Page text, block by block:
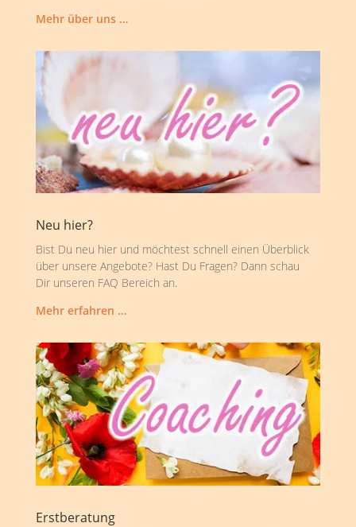
Mehr über uns …
Neu hier?
Bist Du neu hier und möchtest schnell einen Überblick
über unsere Angebote? Hast Du Fragen? Dann schau
Dir unseren FAQ Bereich an.
Mehr erfahren …
Erstberatung